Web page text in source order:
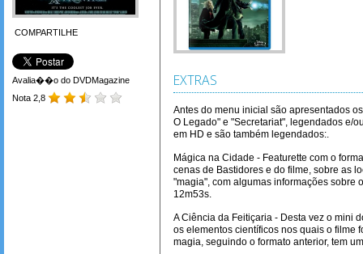
COMPARTILHE
Avalia��o do DVDMagazine
Nota 2,8
EXTRAS
Antes do menu inicial são apresentados
O Legado" e "Secretariat", legendados e/
em HD e são também legendados:.
Mágica na Cidade - Featurette com o
cenas de Bastidores e do filme, sobre as
"magia", com algumas informações sobre
12m53s.
A Ciência da Feitiçaria - Desta vez o mini
os elementos científicos nos quais o filme
magia, seguindo o formato anterior, tem